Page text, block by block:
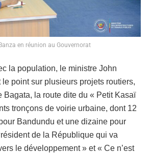
en réunion au Gouvernorat
la population, le ministre John
le point sur plusieurs projets routiers,
Bagata, la route dite du « Petit Kasaï
tronçons de voirie urbaine, dont 12
Bandundu et une dizaine pour
de la République qui va
le développement » et « Ce n’est